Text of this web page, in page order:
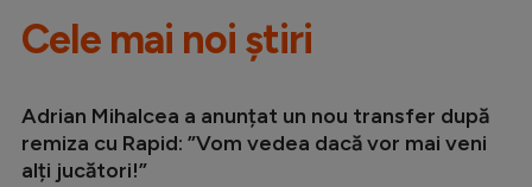
Cele mai noi știri
Adrian Mihalcea a anunțat un nou transfer după
remiza cu Rapid: ”Vom vedea dacă vor mai veni
alți jucători!”